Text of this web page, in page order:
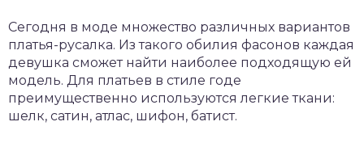
Сегодня в моде множество различных вариантов
платья-русалка. Из такого обилия фасонов каждая
девушка сможет найти наиболее подходящую ей
модель. Для платьев в стиле годе
преимущественно используются легкие ткани:
шелк, сатин, атлас, шифон, батист.